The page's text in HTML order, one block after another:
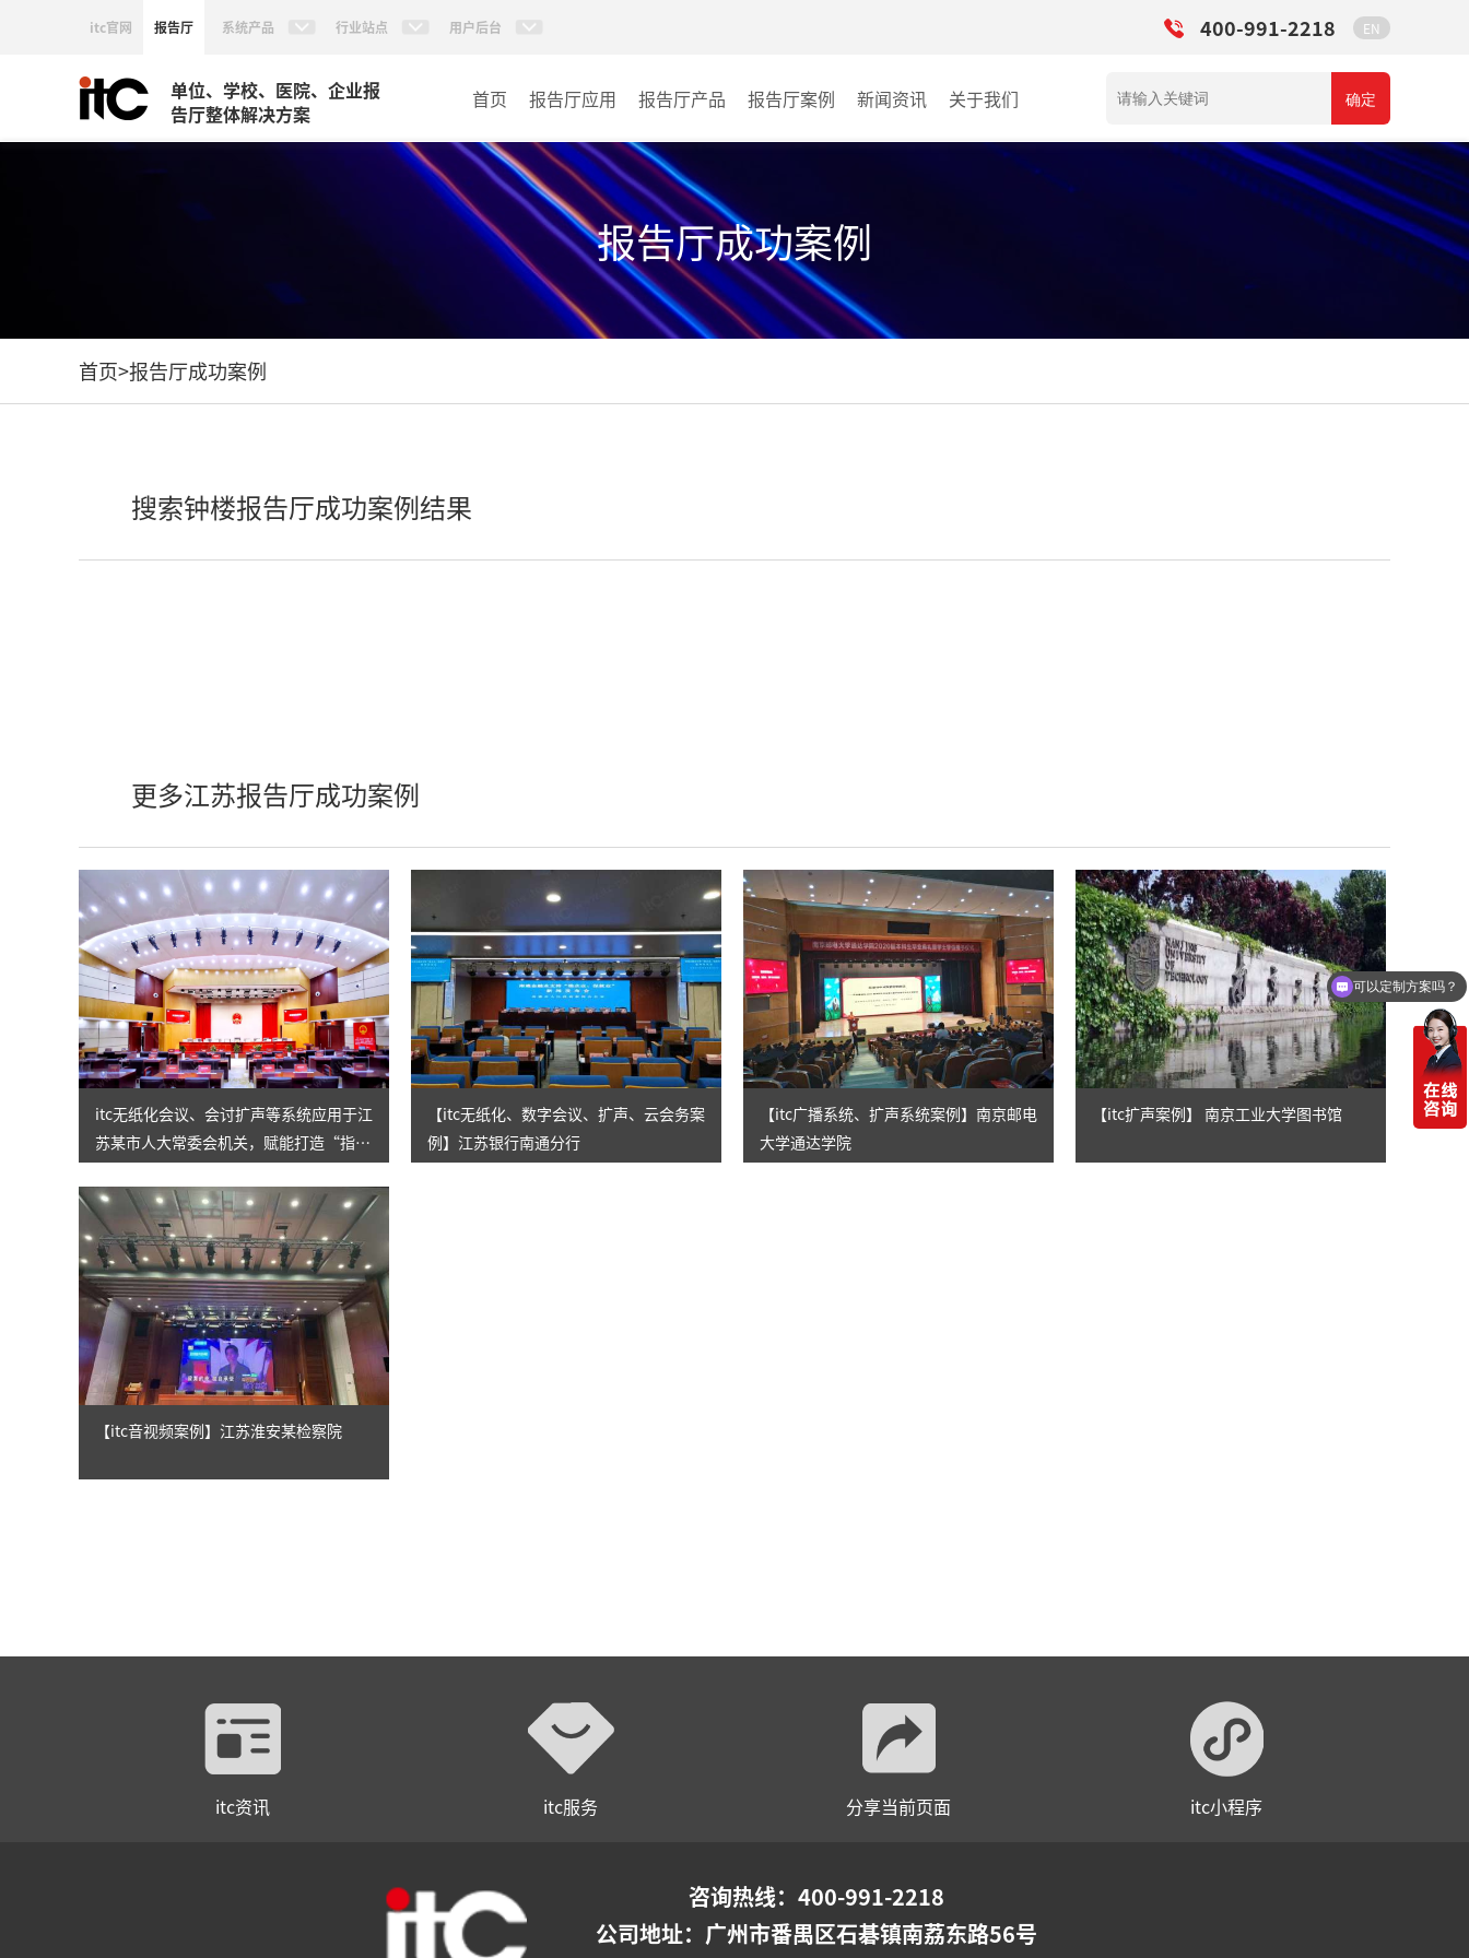
itc官网 报告厅 系统产品 行业站点 用户后台 400-991-2218 EN
单位、学校、医院、企业报
告厅整体解决方案
首页 报告厅应用 报告厅产品
AI智慧视频会议系统
AI智慧会议平板
视频会议配件
AI智慧会议平板itchub
数字化会议设备
同声传译系列
AI智慧无纸化会议系统
AI智慧演易通软件
AI智慧语音转写系统
AI智慧录播系统
庭审录播
报告厅案例
文体场馆
教育
医疗
新闻资讯 关于我们 确定
报告厅成功案例
首页>报告厅成功案例
搜索钟楼报告厅成功案例结果
更多江苏报告厅成功案例
itc无纸化会议、会讨扩声等系统应用于江
苏某市人大常委会机关，赋能打造“指
【itc无纸化、数字会议、扩声、云会务案
例】江苏银行南通分行
【itc广播系统、扩声系统案例】南京邮电
大学通达学院
【itc扩声案例】 南京工业大学图书馆
【itc音视频案例】江苏淮安某检察院
itc资讯 itc服务 分享当前页面 itc小程序
咨询热线：400-991-2218
公司地址： 广州市番禺区石碁镇南荔东路56号
可以定制方案吗？